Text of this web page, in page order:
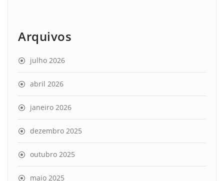
Arquivos
julho 2026
abril 2026
janeiro 2026
dezembro 2025
outubro 2025
maio 2025